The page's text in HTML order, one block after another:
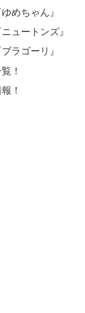
めちゃん』
ュートンズ』
ラゴーリ』
！
！